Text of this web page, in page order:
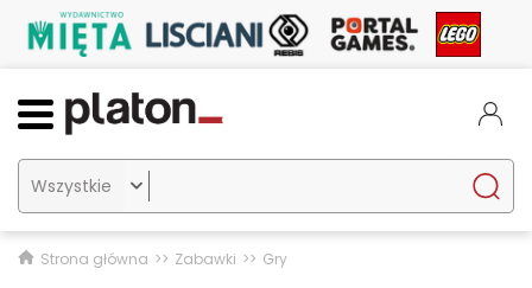

Strona główna Zabawki Gry